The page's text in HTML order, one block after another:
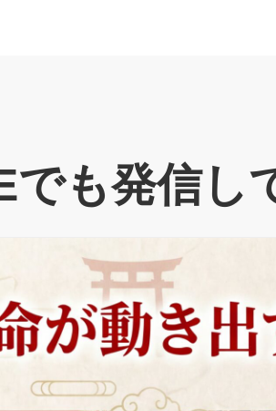
でも発信し